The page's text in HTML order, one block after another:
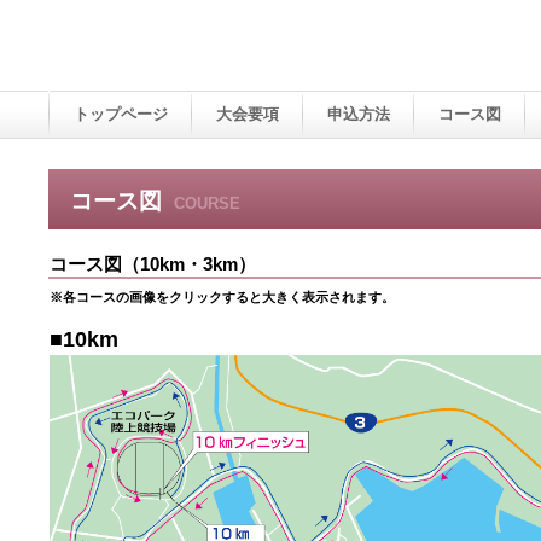
コース図 COURSE
コース図（10km・3km）
※各コースの画像をクリックすると大きく表示されます。
■10km
トップページ 大会要項 申込方法 コース図